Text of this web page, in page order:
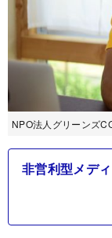
NPO法人グリーンズ
非営利型メデ